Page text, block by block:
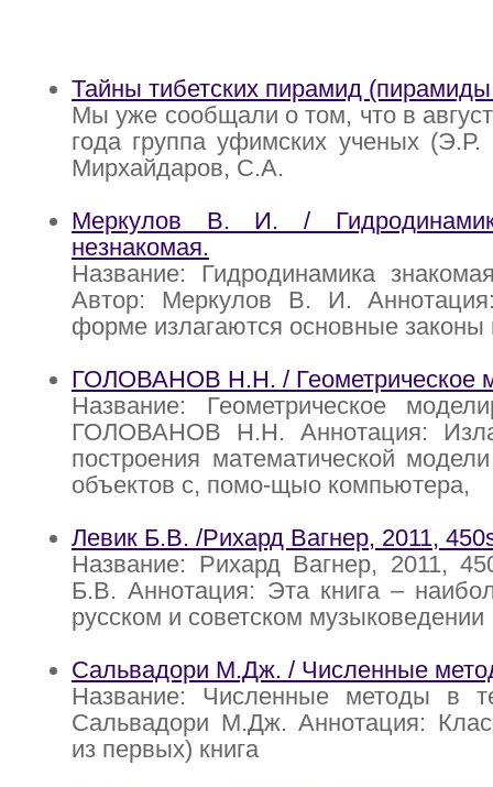
Тайны тибетских пирамид
Мы уже сообщали о том, что в
года группа уфимских ученых
Мирхайдаров, С.А.
Меркулов В. И. /
незнакомая.
Название: Гидродинамика
Автор: Меркулов В. И.
форме излагаются основные законы
ГОЛОВАНОВ H.H. / Геометрическое
Название: Геометрическое
ГОЛОВАНОВ H.H. Аннотация:
построения математической
объектов с, помо-щыо компьютера,
Левик Б.В. /Рихард Вагнер, 2011,
Название: Рихард Вагнер, 2011,
Б.В. Аннотация: Эта книга –
русском и советском музыковедении
Сальвадори М.Дж. / Численные
Название: Численные методы в
Сальвадори М.Дж. Аннотация:
из первых) книга